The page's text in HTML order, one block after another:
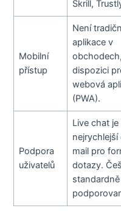
Skrill,
Mobilní
přístup
Není
aplikace v
dispozici
webová
(PWA).
Podpora
uživatelů
Live chat je
nejrychlejší
mail pro
dotazy.
standardně